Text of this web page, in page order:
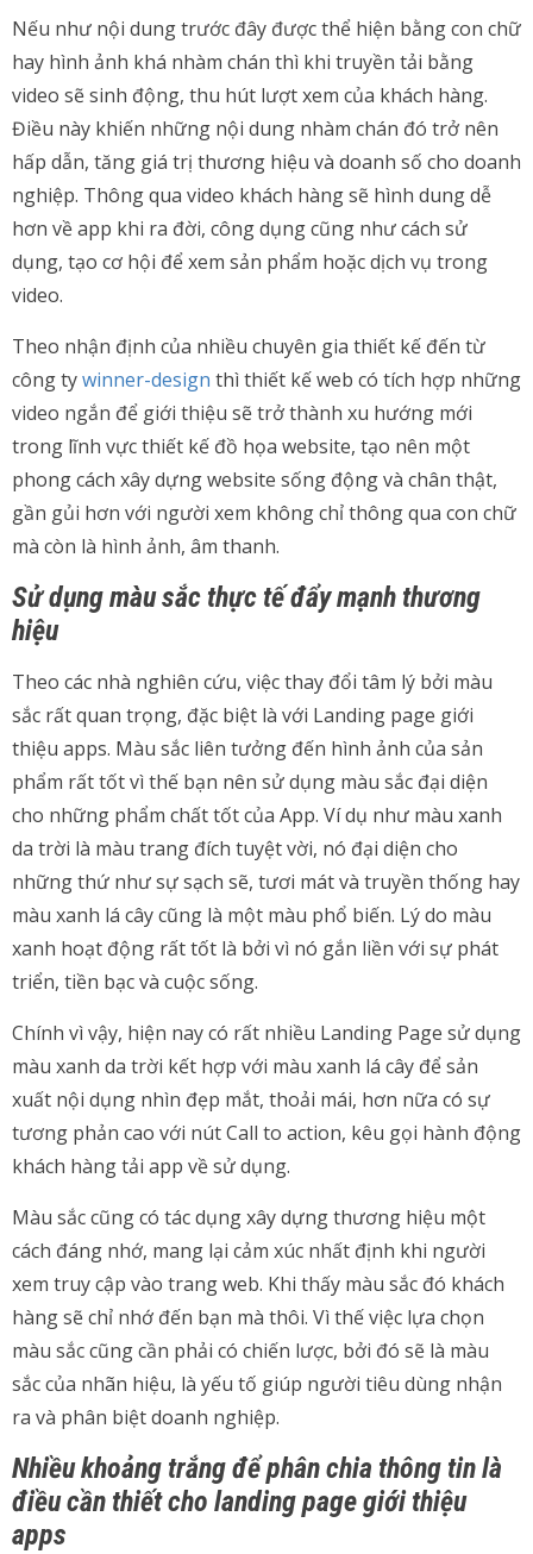
Nếu như nội dung trước đây được thể hiện bằng con chữ
hay hình ảnh khá nhàm chán thì khi truyền tải bằng
video sẽ sinh động, thu hút lượt xem của khách hàng.
Điều này khiến những nội dung nhàm chán đó trở nên
hấp dẫn, tăng giá trị thương hiệu và doanh số cho doanh
nghiệp. Thông qua video khách hàng sẽ hình dung dễ
hơn về app khi ra đời, công dụng cũng như cách sử
dụng, tạo cơ hội để xem sản phẩm hoặc dịch vụ trong
video.
Theo nhận định của nhiều chuyên gia thiết kế đến từ
công tywinner-design thì thiết kế web có tích hợp những
video ngắn để giới thiệu sẽ trở thành xu hướng mới
trong lĩnh vực thiết kế đồ họa website, tạo nên một
phong cách xây dựng website sống động và chân thật,
gần gủi hơn với người xem không chỉ thông qua con chữ
mà còn là hình ảnh, âm thanh.
Sử dụng màu sắc thực tế đẩy mạnh thương
hiệu
Theo các nhà nghiên cứu, việc thay đổi tâm lý bởi màu
sắc rất quan trọng, đặc biệt là với Landing page giới
thiệu apps. Màu sắc liên tưởng đến hình ảnh của sản
phẩm rất tốt vì thế bạn nên sử dụng màu sắc đại diện
cho những phẩm chất tốt của App. Ví dụ như màu xanh
da trời là màu trang đích tuyệt vời, nó đại diện cho
những thứ như sự sạch sẽ, tươi mát và truyền thống hay
màu xanh lá cây cũng là một màu phổ biến. Lý do màu
xanh hoạt động rất tốt là bởi vì nó gắn liền với sự phát
triển, tiền bạc và cuộc sống.
Chính vì vậy, hiện nay có rất nhiều Landing Page sử dụng
màu xanh da trời kết hợp với màu xanh lá cây để sản
xuất nội dụng nhìn đẹp mắt, thoải mái, hơn nữa có sự
tương phản cao với nút Call to action, kêu gọi hành động
khách hàng tải app về sử dụng.
Màu sắc cũng có tác dụng xây dựng thương hiệu một
cách đáng nhớ, mang lại cảm xúc nhất định khi người
xem truy cập vào trang web. Khi thấy màu sắc đó khách
hàng sẽ chỉ nhớ đến bạn mà thôi. Vì thế việc lựa chọn
màu sắc cũng cần phải có chiến lược, bởi đó sẽ là màu
sắc của nhãn hiệu, là yếu tố giúp người tiêu dùng nhận
ra và phân biệt doanh nghiệp.
Nhiều khoảng trắng để phân chia thông tin là
điều cần thiết cho landing page giới thiệu
apps